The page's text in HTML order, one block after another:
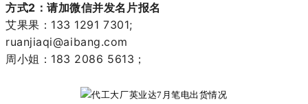
方式2：请加微信并发名片报名
艾果果：133 1291 7301;
ruanjiaqi@aibang.com
周小姐：183 2086 5613；